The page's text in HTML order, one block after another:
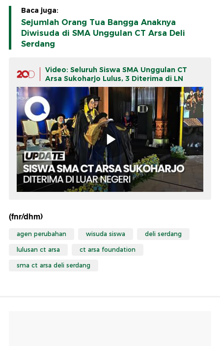
Baca juga:
Sejumlah Orang Tua Bangga Anaknya
Diwisuda di SMA Unggulan CT Arsa Deli
Serdang
Video: Seluruh Siswa SMA Unggulan CT
Arsa Sukoharjo Lulus, 3 Diterima di LN
(fnr/dhm)
agen perubahan wisuda siswa deli serdang
lulusan ct arsa ct arsa foundation
sma ct arsa deli serdang